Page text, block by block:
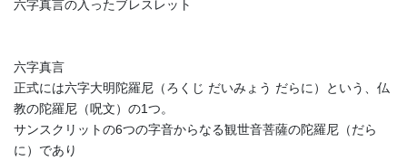
六字真言の入ったブレスレット
六字真言
正式には六字大明陀羅尼（ろくじ だいみょう だらに）という、仏
教の陀羅尼（呪文）の1つ。
サンスクリットの6つの字音からなる観世音菩薩の陀羅尼（だら
に）であり
2020年8月
2020年7月
2020年6月